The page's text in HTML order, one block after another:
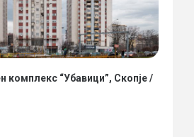
комплекс “Убавици”, Скопје /